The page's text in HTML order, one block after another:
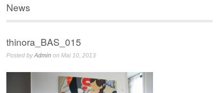
News
thinora_BAS_015
Posted byAdmin on Mai 10, 2013